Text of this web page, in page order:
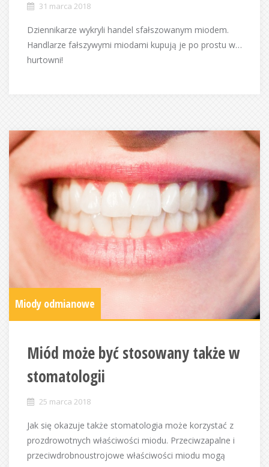
31 marca 2018
Dziennikarze wykryli handel sfałszowanym miodem.
Handlarze fałszywymi miodami kupują je po prostu w…
hurtowni!
Miody odmianowe
Miód może być stosowany także w
stomatologii
25 marca 2018
Jak się okazuje także stomatologia może korzystać z
prozdrowotnych właściwości miodu. Przeciwzapalne i
przeciwdrobnoustrojowe właściwości miodu mogą